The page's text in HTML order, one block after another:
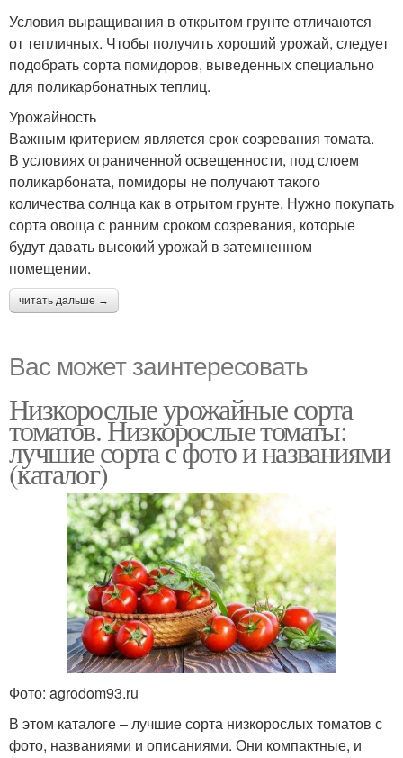
Условия выращивания в открытом грунте отличаются
от тепличных. Чтобы получить хороший урожай, следует
подобрать сорта помидоров, выведенных специально
для поликарбонатных теплиц.
Урожайность
Важным критерием является срок созревания томата.
В условиях ограниченной освещенности, под слоем
поликарбоната, помидоры не получают такого
количества солнца как в отрытом грунте. Нужно покупать
сорта овоща с ранним сроком созревания, которые
будут давать высокий урожай в затемненном
помещении.
читать дальше →
Вас может заинтересовать
Низкорослые урожайные сорта
томатов. Низкорослые томаты:
лучшие сорта с фото и названиями
(каталог)
Фото: agrodom93.ru
В этом каталоге – лучшие сорта низкорослых томатов с
фото, названиями и описаниями. Они компактные, и